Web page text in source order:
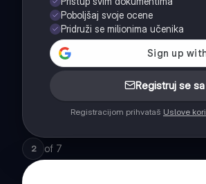
Poboljšaj svoje ocene
Pridruži se milionima učenika
Registruj se
Registracijom prihvataš Uslove
2 of 7